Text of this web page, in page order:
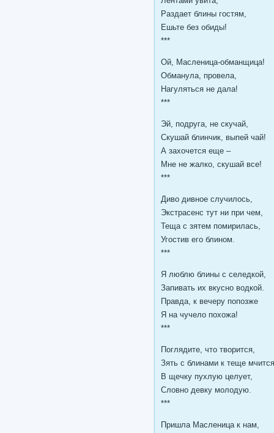
Раздает блины гостям,
Ешьте без обиды!
***
Ой, Масленица-обманщица!
Обманула, провела,
Нагуляться не дала!
***
Эй, подруга, не скучай,
Скушай блинчик, выпей чай!
А захочется еще –
Мне не жалко, скушай все!
***
Диво дивное случилось,
Экстрасенс тут ни при чем,
Теща с зятем помирилась,
Угостив его блином.
***
Я люблю блины с селедкой,
Запивать их вкусно водкой.
Правда, к вечеру попозже
Я на чучело похожа!
***
Поглядите, что творится,
Зять с блинами к теще
В щечку пухлую целует,
Словно девку молодую.
***
Пришла Масленица к нам,